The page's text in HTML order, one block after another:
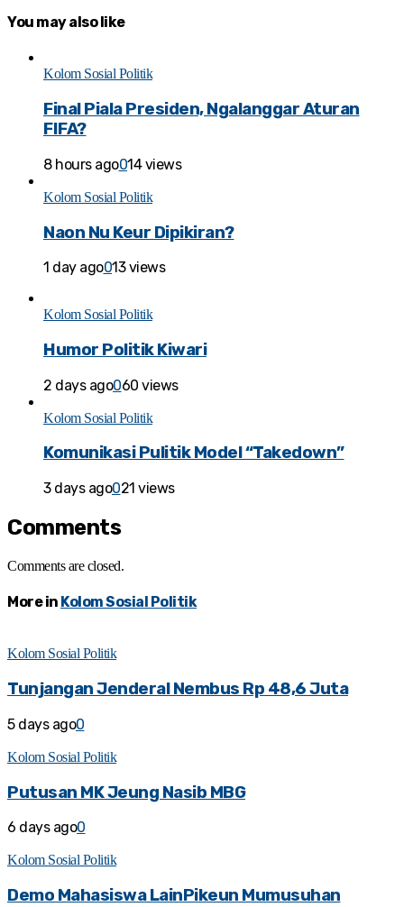
You may also like
Kolom Sosial Politik
Final Piala Presiden, Ngalanggar Aturan
FIFA?
8 hours ago014 views
Kolom Sosial Politik
Naon Nu Keur Dipikiran?
1 day ago013 views
Kolom Sosial Politik
Humor Politik Kiwari
2 days ago060 views
Kolom Sosial Politik
Komunikasi Pulitik Model “Takedown”
3 days ago021 views
Comments
Comments are closed.
More in Kolom Sosial Politik
Kolom Sosial Politik
Tunjangan Jenderal Nembus Rp 48,6 Juta
5 days ago0
Kolom Sosial Politik
Putusan MK Jeung Nasib MBG
6 days ago0
Kolom Sosial Politik
Demo Mahasiswa LainPikeun Mumusuhan